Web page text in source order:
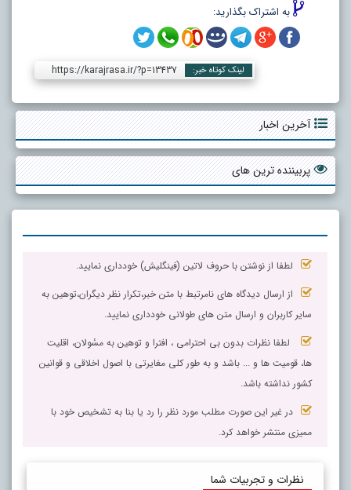
به اشتراک بگذارید:
لینک کوتاه خبر: https://karajrasa.ir/?p=13437
آخرین اخبار
پربیننده ترین های
لطفا از نوشتن با حروف لاتین (فینگلیش) خودداری نمایید.
از ارسال دیدگاه های نامرتبط با متن خبر،تکرار نظر دیگران،توهین به
سایر کاربران و ارسال متن های طولانی خودداری نمایید.
لطفا نظرات بدون بی احترامی ، افترا و توهین به مسٔولان، اقلیت
ها، قومیت ها و ... باشد و به طور کلی مغایرتی با اصول اخلاقی و قوانین
کشور نداشته باشد.
در غیر این صورت مطلب مورد نظر را رد یا بنا به تشخیص خود با
ممیزی منتشر خواهد کرد.
نظرات و تجربیات شما